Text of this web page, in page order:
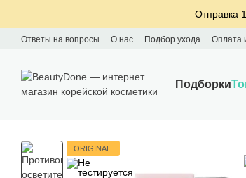
Отправка
Ответы на вопросы О нас Подбор ухода Оплата
Подборки
ORIGINAL